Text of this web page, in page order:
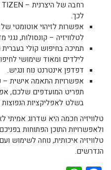
לכך.
אפשרות לזיהוי אוטומטי
לטלוויזיה – קונסולות,
תמיכה בחיפוש קולי
לילדים ומאוד שימושי
דפדפן אינטרנט נוח ונגיש.
אפשרויות התאמה אישית –
תפריט המועדפים שלכם,
בשלט לאפליקציות הנפוצות
טלוויזיה חכמה היא שדרוג אמיתי
ולאפשרויות התוכן הפתוחות
טלוויזיה איכותית, נוחה לשימוש
הנדרשים.